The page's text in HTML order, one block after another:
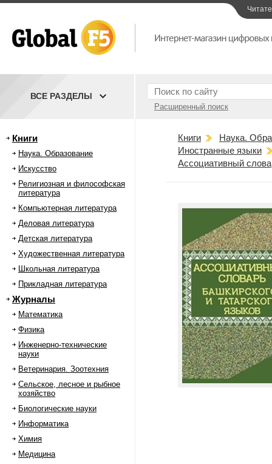
Расширенный поиск
ВСЕ РАЗДЕЛЫ
Книги
Наука. Образование
Искусство
Религиозная и философская
литература
Компьютерная литература
Деловая литература
Детская литература
Художественная литература
Школьная литература
Прикладная литература
Журналы
Математика
Физика
Инженерно-технические
науки
Ветеринария. Зоотехния
Сельское, лесное и рыбное
хозяйство
Биологические науки
Информатика
Химия
Медицина
Книги
Наука.
Иностранные языки
Ассоциативный